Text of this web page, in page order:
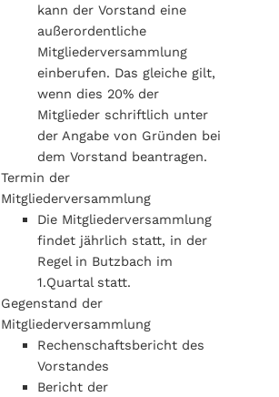
kann der Vorstand eine
außerordentliche
Mitgliederversammlung
einberufen. Das gleiche gilt,
wenn dies 20% der
Mitglieder schriftlich unter
der Angabe von Gründen bei
dem Vorstand beantragen.
Termin der
Mitgliederversammlung
Die Mitgliederversammlung
findet jährlich statt, in der
Regel in Butzbach im
1.Quartal statt.
Gegenstand der
Mitgliederversammlung
Rechenschaftsbericht des
Vorstandes
Bericht der